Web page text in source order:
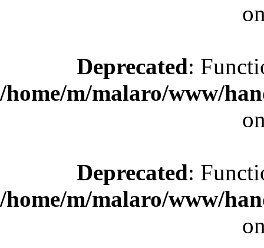
Deprecated:
/home/m/malaro/www/
Deprecated:
/home/m/malaro/www/